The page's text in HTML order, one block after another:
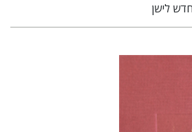
לישן